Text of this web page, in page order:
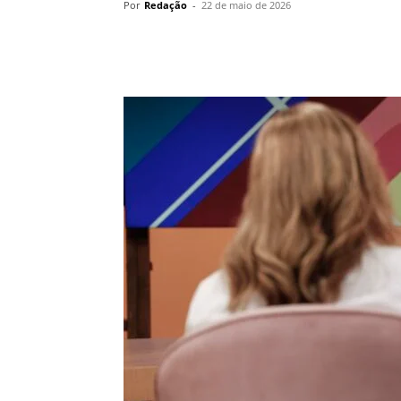
Por Redação - 22 de maio de 2026